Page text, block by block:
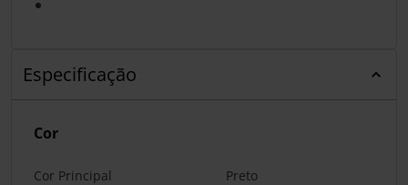
Especificação
Cor
Cor Principal Preto